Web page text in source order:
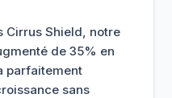
Cirrus Shield, notre
de 35% en
parfaitement
sans